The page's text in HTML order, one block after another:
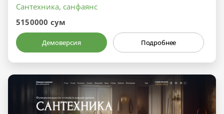
Сантехника, санфаянс
5150000 сум
Демоверсия Подробнее